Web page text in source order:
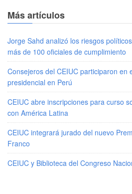
Más artículos
Jorge Sahd analizó los riesgos
más de 100 oficiales de cumplimiento
Consejeros del CEIUC participaron en
presidencial en Perú
CEIUC abre inscripciones para curso
con América Latina
CEIUC integrará jurado del nuevo
Franco
CEIUC y Biblioteca del Congreso